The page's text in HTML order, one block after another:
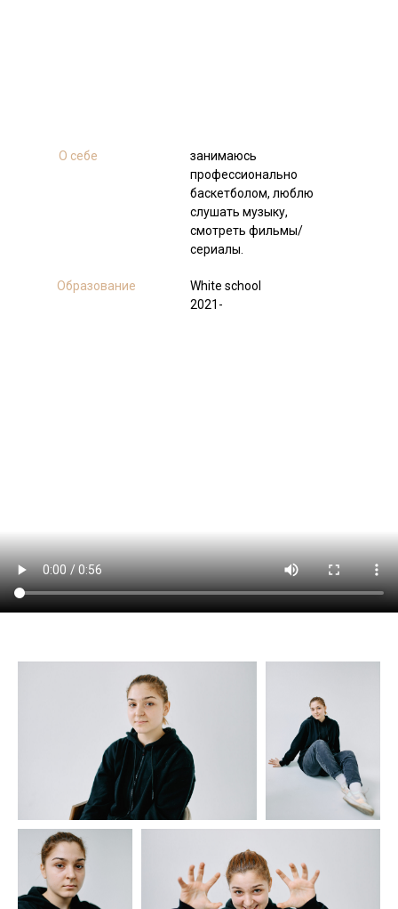
Образование
White school
2021-
О себе
занимаюсь
профессионально
баскетболом, люблю
слушать музыку,
смотреть фильмы/
сериалы.